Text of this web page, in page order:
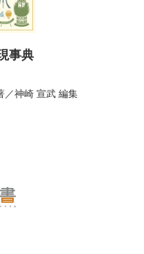
事典
／神崎 宣武編集